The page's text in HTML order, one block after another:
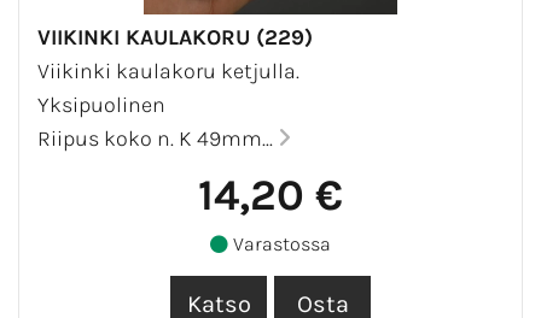
VIIKINKI KAULAKORU (229)
Viikinki kaulakoru ketjulla.
Yksipuolinen
Riipus koko n. K 49mm...
14,20 €
Varastossa